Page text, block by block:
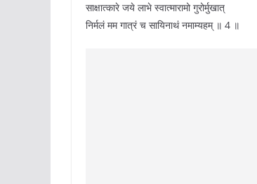
साक्षात्कारे जये लाभे स्वात्मारामो गुरोर्मुखात्
निर्मलं मम गात्रं च सायिनाथं नमाम्यहम् ॥ 4 ॥